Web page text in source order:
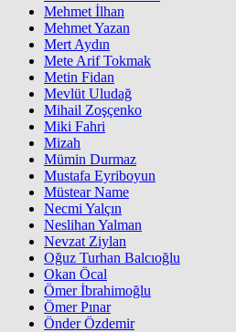
Mehmet İlhan
Mehmet Yazan
Mert Aydın
Mete Arif Tokmak
Metin Fidan
Mevlüt Uludağ
Mihail Zoşçenko
Miki Fahri
Mizah
Mümin Durmaz
Mustafa Eyriboyun
Müstear Name
Necmi Yalçın
Neslihan Yalman
Nevzat Ziylan
Oğuz Turhan Balcıoğlu
Okan Öcal
Ömer İbrahimoğlu
Ömer Pınar
Önder Özdemir